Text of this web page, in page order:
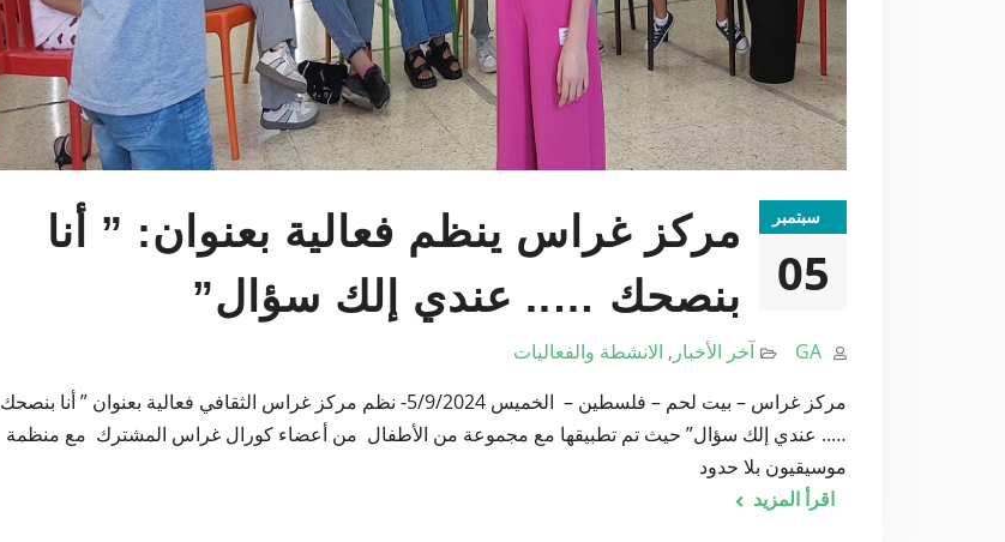
سبتمبر
05
مركز غراس ينظم فعالية بعنوان: ” أنا
بنصحك ….. عندي إلك سؤال”
GA آخر الأخبار , الانشطة والفعاليات
مركز غراس – بيت لحم – فلسطين – الخميس 5/9/2024- نظم مركز غراس الثقافي فعالية بعنوان ” أنا بنصحك
….. عندي إلك سؤال” حيث تم تطبيقها مع مجموعة من الأطفال من أعضاء كورال غراس المشترك مع منظمة
موسيقيون بلا حدود
اقرأ المزيد